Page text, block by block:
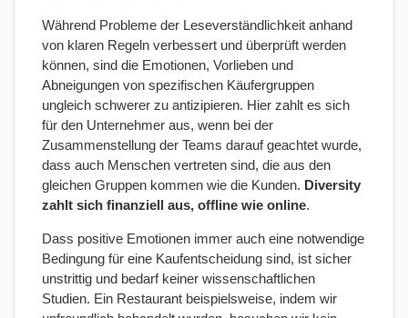
Während Probleme der Leseverständlichkeit anhand
von klaren Regeln verbessert und überprüft werden
können, sind die Emotionen, Vorlieben und
Abneigungen von spezifischen Käufergruppen
ungleich schwerer zu antizipieren. Hier zahlt es sich
für den Unternehmer aus, wenn bei der
Zusammenstellung der Teams darauf geachtet wurde,
dass auch Menschen vertreten sind, die aus den
gleichen Gruppen kommen wie die Kunden. Diversity
zahlt sich finanziell aus, offline wie online.
Dass positive Emotionen immer auch eine notwendige
Bedingung für eine Kaufentscheidung sind, ist sicher
unstrittig und bedarf keiner wissenschaftlichen
Studien. Ein Restaurant beispielsweise, indem wir